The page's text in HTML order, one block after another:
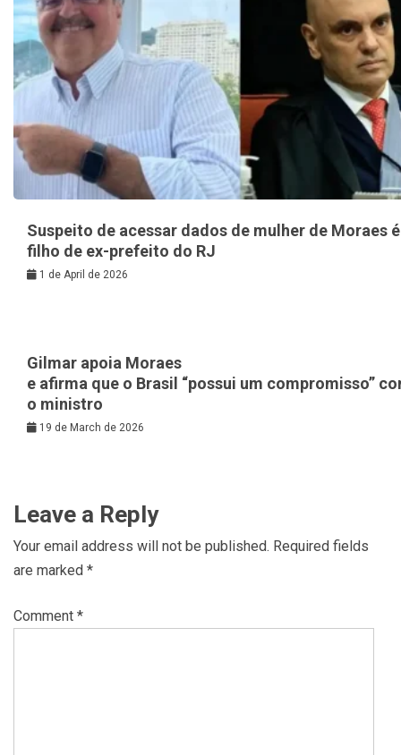
Suspeito de acessar dados de mulher de Moraes é
filho de ex-prefeito do RJ
1 de April de 2026
Gilmar apoia Moraes
e afirma que o Brasil “possui um compromisso”
o ministro
19 de March de 2026
Leave a Reply
Your email address will not be published. Required fields
are marked *
Comment *